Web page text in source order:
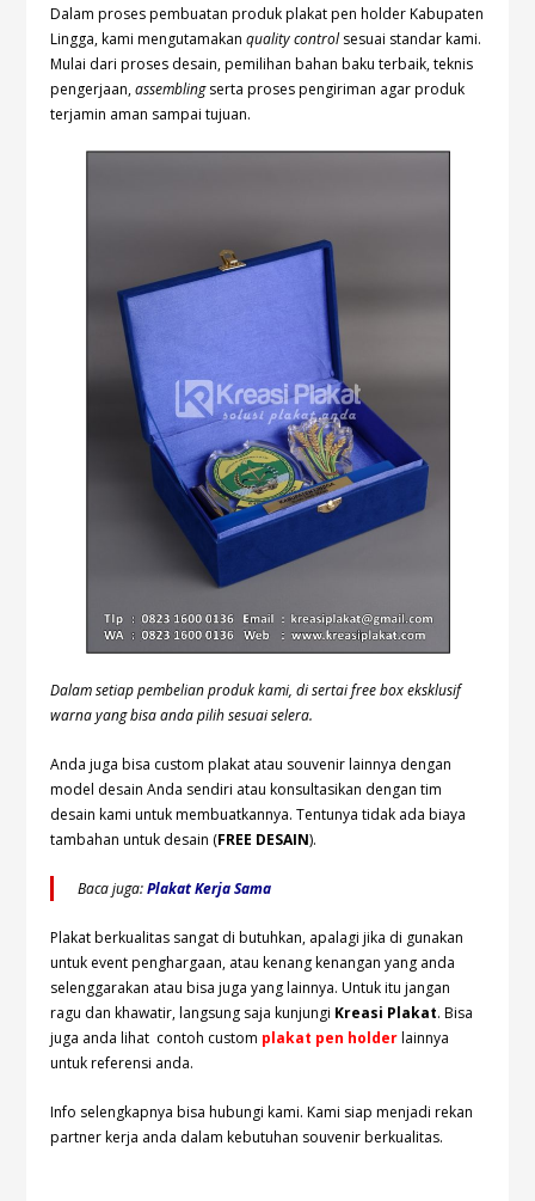
Dalam proses pembuatan produk plakat pen holder Kabupaten
Lingga, kami mengutamakanquality controlsesuai standar kami.
Mulai dari proses desain, pemilihan bahan baku terbaik, teknis
pengerjaan,assemblingserta proses pengiriman agar produk
terjamin aman sampai tujuan.
Dalam setiap pembelian produk kami, di sertai free box eksklusif
warna yang bisa anda pilih sesuai selera.
Anda juga bisa custom plakat atau souvenir lainnya dengan
model desain Anda sendiri atau konsultasikan dengan tim
desain kami untuk membuatkannya. Tentunya tidak ada biaya
tambahan untuk desain (FREE DESAIN).
Baca juga:Plakat Kerja Sama
Plakat berkualitas sangat di butuhkan, apalagi jika di gunakan
untuk event penghargaan, atau kenang kenangan yang anda
selenggarakan atau bisa juga yang lainnya. Untuk itu jangan
ragu dan khawatir, langsung saja kunjungi Kreasi Plakat. Bisa
juga anda lihat contoh custom plakat pen holderlainnya
untuk referensi anda.
Info selengkapnya bisa hubungikami. Kami siap menjadi rekan
partner kerja anda dalam kebutuhan souvenir berkualitas.